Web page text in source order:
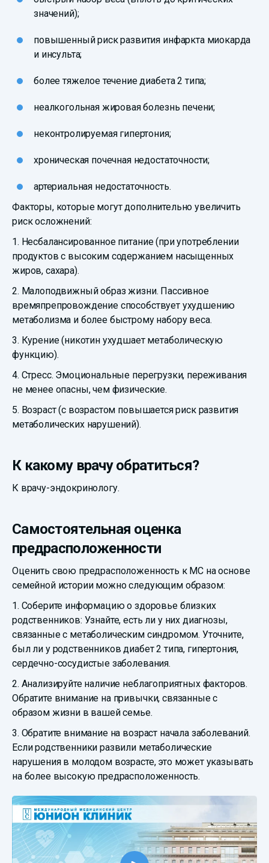
значений);
повышенный риск развития инфаркта миокарда
и инсульта;
более тяжелое течение диабета 2 типа;
неалкогольная жировая болезнь печени;
неконтролируемая гипертония;
хроническая почечная недостаточности;
артериальная недостаточность.
Факторы, которые могут дополнительно увеличить
риск осложнений:
1. Несбалансированное питание (при употреблении
продуктов с высоким содержанием насыщенных
жиров, сахара).
2. Малоподвижный образ жизни. Пассивное
времяпрепровождение способствует ухудшению
метаболизма и более быстрому набору веса.
3. Курение (никотин ухудшает метаболическую
функцию).
4. Стресс. Эмоциональные перегрузки, переживания
не менее опасны, чем физические.
5. Возраст (с возрастом повышается риск развития
метаболических нарушений).
К какому врачу обратиться?
К врачу-эндокринологу.
Самостоятельная оценка
предрасположенности
Оценить свою предрасположенность к МС на основе
семейной истории можно следующим образом:
1. Соберите информацию о здоровье близких
родственников: Узнайте, есть ли у них диагнозы,
связанные с метаболическим синдромом. Уточните,
был ли у родственников диабет 2 типа, гипертония,
сердечно-сосудистые заболевания.
2. Анализируйте наличие неблагоприятных факторов.
Обратите внимание на привычки, связанные с
образом жизни в вашей семье.
3. Обратите внимание на возраст начала заболеваний.
Если родственники развили метаболические
нарушения в молодом возрасте, это может указывать
на более высокую предрасположенность.